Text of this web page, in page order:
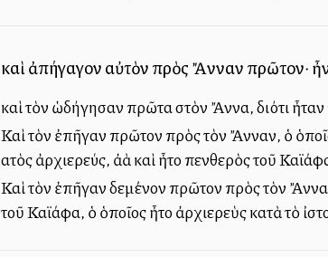
καὶ ἀπήγαγον αὐτὸν πρὸς Ἄνναν πρῶτον· ἦν
καὶ τὸν ὡδήγησαν πρῶτα στὸν Ἄννα, διότι
Καὶ τὸν ἐπῆγαν πρῶτον πρὸς τὸν Ἄνναν, ὁ
αὐτὸς ἀρχιερεύς, ἀλλὰ καὶ ἦτο πενθερὸς τοῦ
Καὶ τὸν ἐπῆγαν δεμένον πρῶτον πρὸς τὸν
τοῦ Καϊάφα, ὁ ὁποῖος ἦτο ἀρχιερεὺς κατὰ τὸ